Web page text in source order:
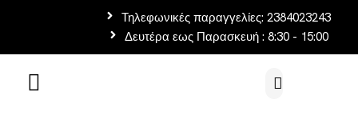
Τηλεφωνικές παραγγελίες: 2384023243
Δευτέρα εως Παρασκευή : 8:30 - 15:00